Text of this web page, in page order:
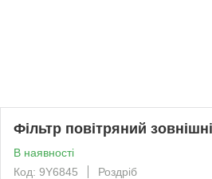
Фільтр повітряний
В наявності
Код: 9Y6845
Роздріб